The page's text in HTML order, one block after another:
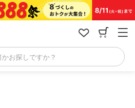
かお探しですか？